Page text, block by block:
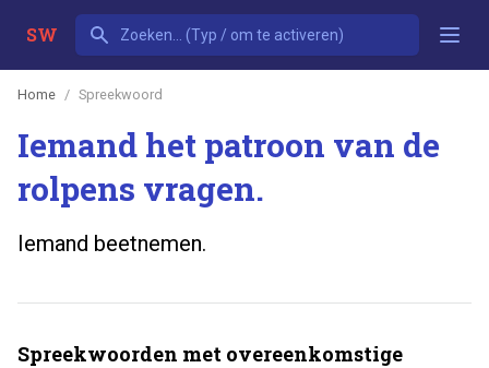
SW
Home Spreekwoord
Iemand het patroon van de
rolpens vragen.
Iemand beetnemen.
Spreekwoorden met overeenkomstige